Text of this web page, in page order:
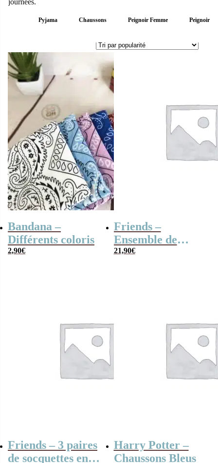
Pyjama Chaussons Peignoir Femme Peignoir
Bandana –
Différents coloris
2,90€
Friends –
Ensemble de
pyjamas short
21,90€
Friends – 3 paires
de socquettes en
Harry Potter –
Chaussons Bleus